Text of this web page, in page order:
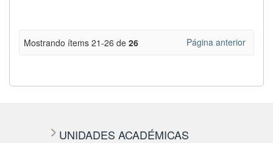
Mostrando ítems 21-26 de 26 Página anterior
UNIDADES ACADÉMICAS